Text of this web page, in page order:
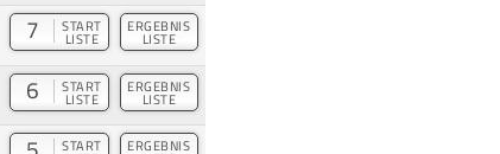
7 START
LISTE
ERGEBNIS
LISTE
6 START
LISTE
ERGEBNIS
LISTE
START ERGEBNIS